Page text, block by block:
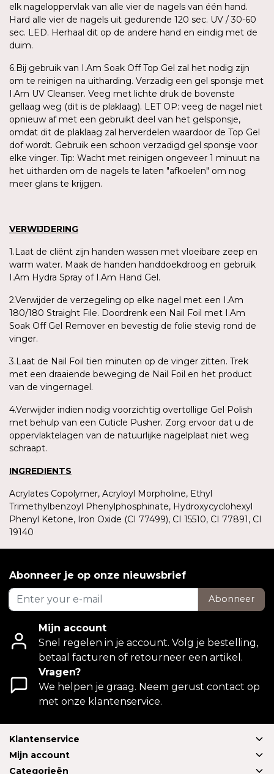
elk nageloppervlak van alle vier de nagels van één hand.
Hard alle vier de nagels uit gedurende 120 sec. UV / 30-60
sec. LED. Herhaal dit op de andere hand en eindig met de
duim.
6.Bij gebruik van I.Am Soak Off Top Gel zal het nodig zijn
om te reinigen na uitharding. Verzadig een gel sponsje met
I.Am UV Cleanser. Veeg met lichte druk de bovenste
gellaag weg (dit is de plaklaag). LET OP: veeg de nagel niet
opnieuw af met een gebruikt deel van het gelsponsje,
omdat dit de plaklaag zal herverdelen waardoor de Top Gel
dof wordt. Gebruik een schoon verzadigd gel sponsje voor
elke vinger. Tip: Wacht met reinigen ongeveer 1 minuut na
het uitharden om de nagels te laten "afkoelen" om nog
meer glans te krijgen.
VERWIJDERING
1.Laat de cliënt zijn handen wassen met vloeibare zeep en
warm water. Maak de handen handdoekdroog en gebruik
I.Am Hydra Spray of I.Am Hand Gel.
2.Verwijder de verzegeling op elke nagel met een I.Am
180/180 Straight File. Doordrenk een Nail Foil met I.Am
Soak Off Gel Remover en bevestig de folie stevig rond de
vinger.
3.Laat de Nail Foil tien minuten op de vinger zitten. Trek
met een draaiende beweging de Nail Foil en het product
van de vingernagel.
4.Verwijder indien nodig voorzichtig overtollige Gel Polish
met behulp van een Cuticle Pusher. Zorg ervoor dat u de
oppervlaktelagen van de natuurlijke nagelplaat niet weg
schraapt.
INGREDIENTS
Acrylates Copolymer, Acryloyl Morpholine, Ethyl
Trimethylbenzoyl Phenylphosphinate, Hydroxycyclohexyl
Phenyl Ketone, Iron Oxide (CI 77499), CI 15510, CI 77891, CI
19140
Abonneer je op onze nieuwsbrief
Abonneer
Mijn account
Snel regelen in je account. Volg je bestelling,
betaal facturen of retourneer een artikel.
Vragen?
We helpen je graag. Neem gerust contact op
met onze klantenservice.
Klantenservice
Mijn account
Categorieën